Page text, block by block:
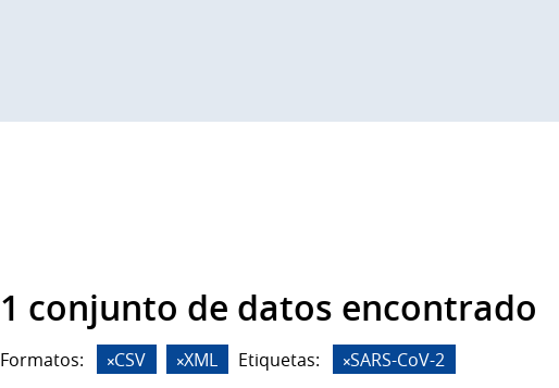
1 conjunto de datos encontrado
Formatos: CSV XML Etiquetas: SARS-CoV-2